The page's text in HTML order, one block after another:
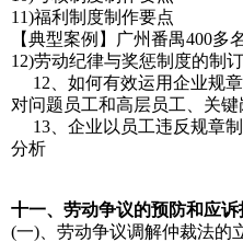
11)福利制度制作要点
【典型案例】广州番禺400
12)劳动纪律与奖惩制度的制订
12、如何有效运用企业规
对问题员工和高层员工、关键
13、企业以员工违反规章
分析
十一、劳动争议的预防和应诉
(一)、劳动争议调解仲裁法的